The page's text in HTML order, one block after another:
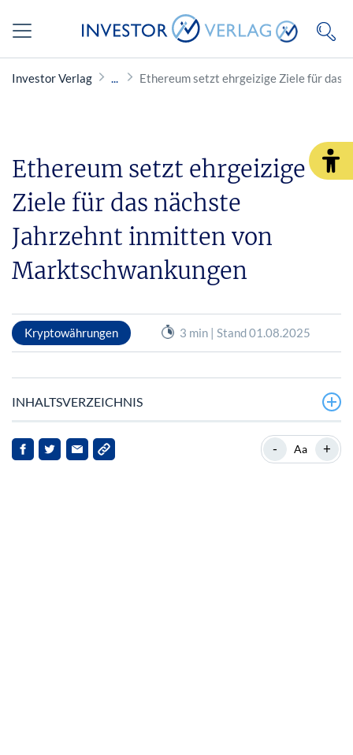
Investor Verlag Ethereum setzt ehrgeizige Ziele für das
Ethereum setzt ehrgeizige
Ziele für das nächste
Jahrzehnt inmitten von
Marktschwankungen
Kryptowährungen 3 min | Stand 01.08.2025
INHALTSVERZEICHNIS
Ethereum-Stiftung gibt neue Roadmap bekannt
- Aa +